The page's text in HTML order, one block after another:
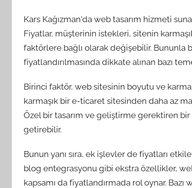
Kars Kağızman'da web tasarım hizmeti
Fiyatlar, müşterinin istekleri, sitenin
faktörlere bağlı olarak değişebilir. Bununla
fiyatlandırılmasında dikkate alınan bazı
Birinci faktör, web sitesinin boyutu ve
karmaşık bir e-ticaret sitesinden daha az
Özel bir tasarım ve geliştirme gerektiren
getirebilir.
Bunun yanı sıra, ek işlevler de fiyatları
blog entegrasyonu gibi ekstra özellikler,
kapsamı da fiyatlandırmada rol oynar.